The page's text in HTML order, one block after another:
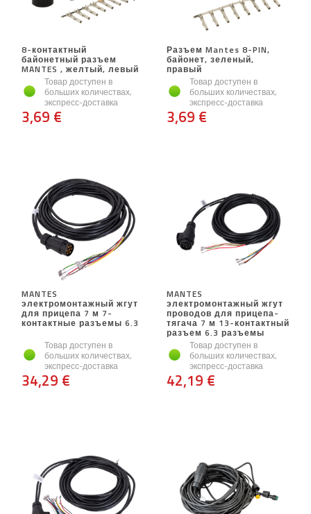
8-контактный
байонетный разъем
MANTES , желтый, левый
Товар доступен в
больших количествах,
экспресс-доставка
3,69 €
Разъем Mantes 8-PIN,
байонет, зеленый,
правый
Товар доступен в
больших количествах,
экспресс-доставка
3,69 €
MANTES
электромонтажный жгут
для прицепа 7 м 7-
контактные разъемы 6.3
Товар доступен в
больших количествах,
экспресс-доставка
34,29 €
MANTES
электромонтажный жгут
проводов для прицепа-
тягача 7 м 13-контактный
разъем 6.3 разъемы
Товар доступен в
больших количествах,
экспресс-доставка
42,19 €